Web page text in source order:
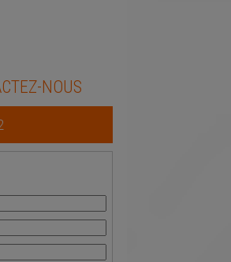
NOUS